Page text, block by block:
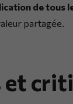
de tous
partagée.